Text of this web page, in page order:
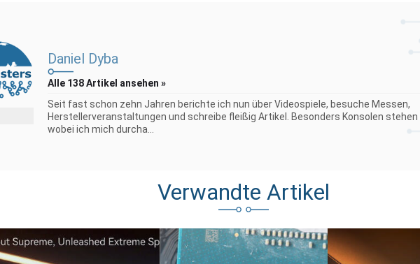
Daniel Dyba
Alle 138 Artikel ansehen »
Seit fast schon zehn Jahren berichte ich nun über Videospiele, besuche Messen,
Herstellerveranstaltungen und schreibe fleißig Artikel. Besonders Konsolen stehen
wobei ich mich durcha...
Verwandte Artikel